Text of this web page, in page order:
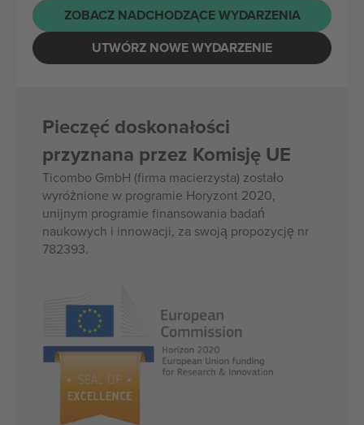
ZOBACZ NADCHODZĄCE WYDARZENIA
UTWÓRZ NOWE WYDARZENIE
Pieczęć doskonałości
przyznana przez Komisję UE
Ticombo GmbH (firma macierzysta) zostało
wyróżnione w programie Horyzont 2020,
unijnym programie finansowania badań
naukowych i innowacji, za swoją propozycję nr
782393.